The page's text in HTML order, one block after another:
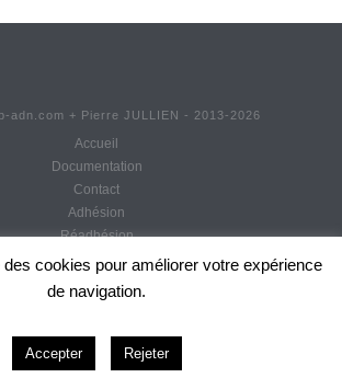
adn.com + Pierre JULLIEN - 2013- 2026
Accueil
Documentation
Contact
Adhésion
Réadhésion
Actualités
Mentions légales
CGU
cookies pour améliorer votre expérience
de navigation.
Accepter Rejeter